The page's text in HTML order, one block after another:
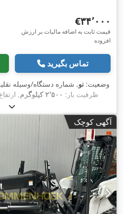
‎€۳۴٬۰۰۰
قیمت ثابت به اضافه مالیات بر ارزش
افزوده
تماس بگیرید
وضعیت: نو, شماره دستگاه/وسیله
, ظرفیت بار: ۲٬۵۰۰ کیلوگرم
,
۱٬۳۵۰ میلی‌متر
میلی‌متر, ارتفاع سازه:۲٬۲۳۰ میلی‌متر
, سایز تایر عقب:
آگهی کوچک